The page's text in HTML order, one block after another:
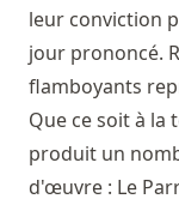
leur conviction
jour prononcé.
flamboyants
Que ce soit à la
produit un
d'œuvre : Le